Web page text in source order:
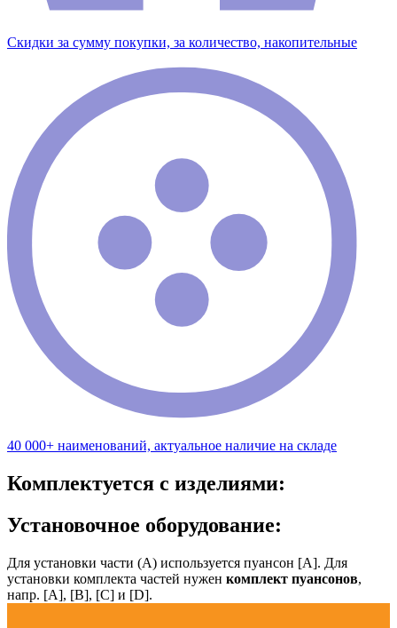
Скидки за сумму покупки, за количество, накопительные
40 000+ наименований, актуальное наличие на складе
Комплектуется с изделиями:
Установочное оборудование:
Для установки части (А) используется пуансон [А]. Для
установки комплекта частей нужен комплект пуансонов,
напр. [А], [B], [С] и [D].